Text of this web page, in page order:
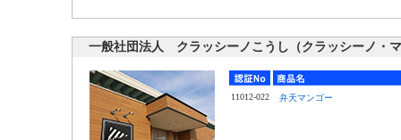
一般社団法人 クラッシーノこうし（クラッシーノ・
11012-022 弁天マンゴー